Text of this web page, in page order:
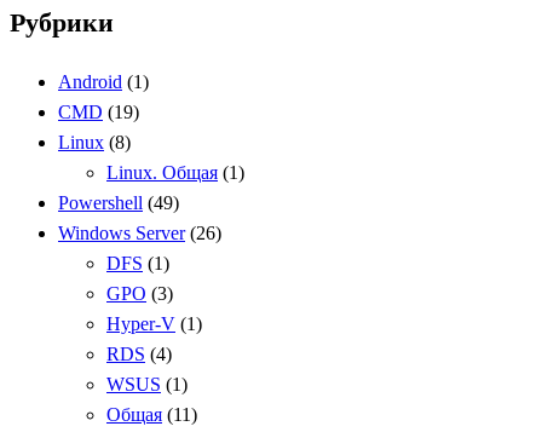
Записки администратора
Рубрики
Android (1)
CMD (19)
Linux (8)
Linux. Общая (1)
Powershell (49)
Windows Server(26)
DFS (1)
GPO (3)
Hyper-V (1)
RDS (4)
WSUS (1)
Общая (11)